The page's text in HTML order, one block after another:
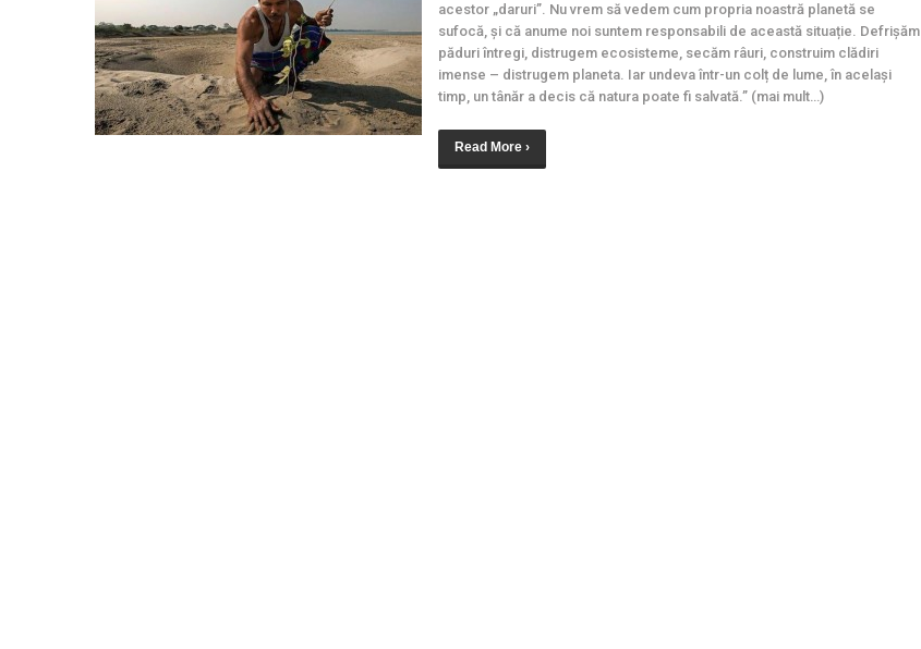
acestor „daruri”. Nu vrem să vedem cum propria noastră planetă se
sufocă, și că anume noi suntem responsabili de această situație. Defrișăm
păduri întregi, distrugem ecosisteme, secăm râuri, construim clădiri
imense – distrugem planeta. Iar undeva într-un colț de lume, în același
timp, un tânăr a decis că natura poate fi salvată.” (mai mult…)
Read More ›